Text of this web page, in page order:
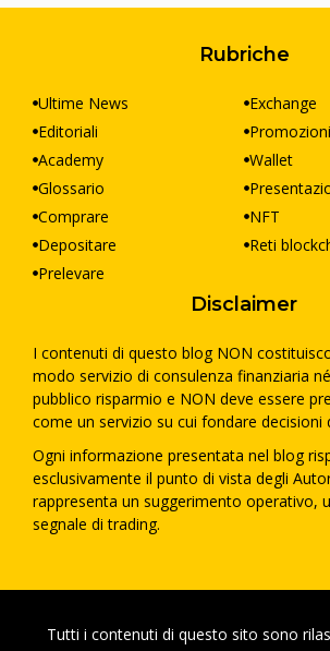
Rubriche
Ultime News
Editoriali
Academy
Glossario
Comprare
Depositare
Prelevare
Exchange
Promozioni
Wallet
NFT
Reti
Disclaimer
I contenuti di questo blog NON
modo servizio di consulenza finanziaria
pubblico risparmio e NON deve essere
come un servizio su cui fondare decisioni
Ogni informazione presentata nel blog
esclusivamente il punto di vista degli
rappresenta un suggerimento operativo,
segnale di trading.
Tutti i contenuti di questo sito sono